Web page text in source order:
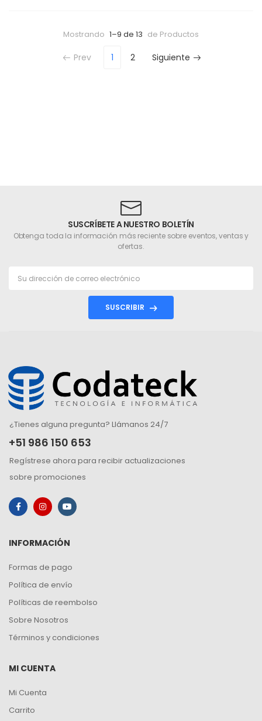
Mostrando 1–9 de 13 de Productos
Prev 1 2 Siguiente
SUSCRÍBETE A NUESTRO BOLETÍN
Obtenga toda la información más reciente sobre eventos, ventas y
ofertas.
SUSCRIBIR
¿Tienes alguna pregunta? Llámanos 24/7
+51 986 150 653
Regístrese ahora para recibir actualizaciones
sobre promociones
INFORMACIÓN
Formas de pago
Política de envío
Políticas de reembolso
Sobre Nosotros
Términos y condiciones
MI CUENTA
Mi Cuenta
Carrito